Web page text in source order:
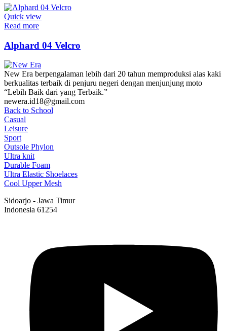
Quick view
Read more
Alphard 04 Velcro
New Era berpengalaman lebih dari 20 tahun memproduksi alas kaki
berkualitas terbaik di penjuru negeri dengan menjunjung moto
“Lebih Baik dari yang Terbaik.”
newera.id18@gmail.com
Back to School
Casual
Leisure
Sport
Outsole Phylon
Ultra knit
Durable Foam
Ultra Elastic Shoelaces
Cool Upper Mesh
Sidoarjo - Jawa Timur
Indonesia 61254